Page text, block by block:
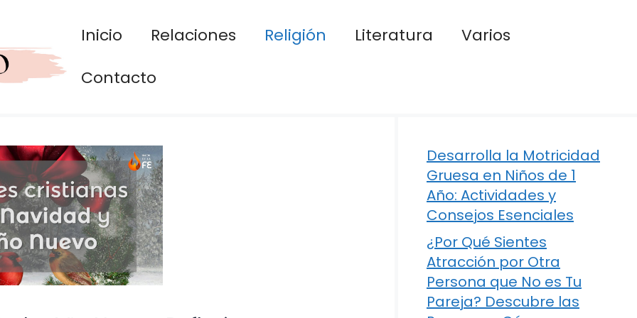
Inicio Relaciones Religión Literatura
Varios
Contacto
Desarrolla la Motricidad
Gruesa en Niños de 1
Año: Actividades y
Consejos Esenciales
¿Por Qué Sientes
Atracción por Otra
Persona que No es Tu
Pareja? Descubre las